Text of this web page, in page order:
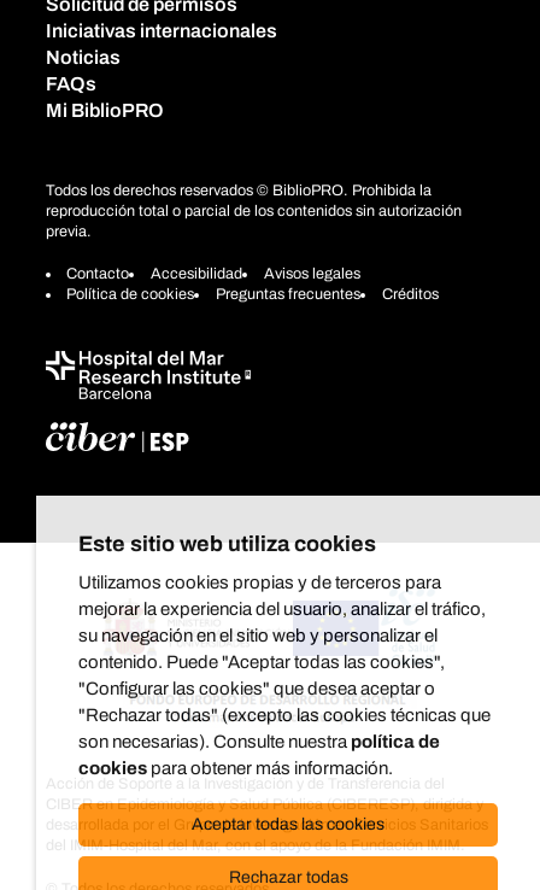
Iniciativas internacionales
Noticias
FAQs
Mi BiblioPRO
Todos los derechos reservados © BiblioPRO. Prohibida la
reproducción total o parcial de los contenidos sin autorización
previa.
Contacto Accesibilidad
Avisos legales
Política de cookies
Preguntas frecuentes Créditos
Acción de Soporte a la Investigación y de Transferencia del
CIBER en Epidemiología y Salud Pública (CIBERESP), dirigida y
desarrollada por el Grupo de investigación en Servicios Sanitarios
del IMIM-Hospital del Mar, con el apoyo de la Fundación IMIM.
Este sitio web utiliza cookies
Utilizamos cookies propias y de terceros para
mejorar la experiencia del usuario, analizar el tráfico,
su navegación en el sitio web y personalizar el
contenido. Puede "Aceptar todas las cookies",
"Configurar las cookies" que desea aceptar o
"Rechazar todas" (excepto las cookies técnicas que
son necesarias). Consulte nuestra política de
cookies para obtener más información.
Aceptar todas las cookies
Rechazar todas